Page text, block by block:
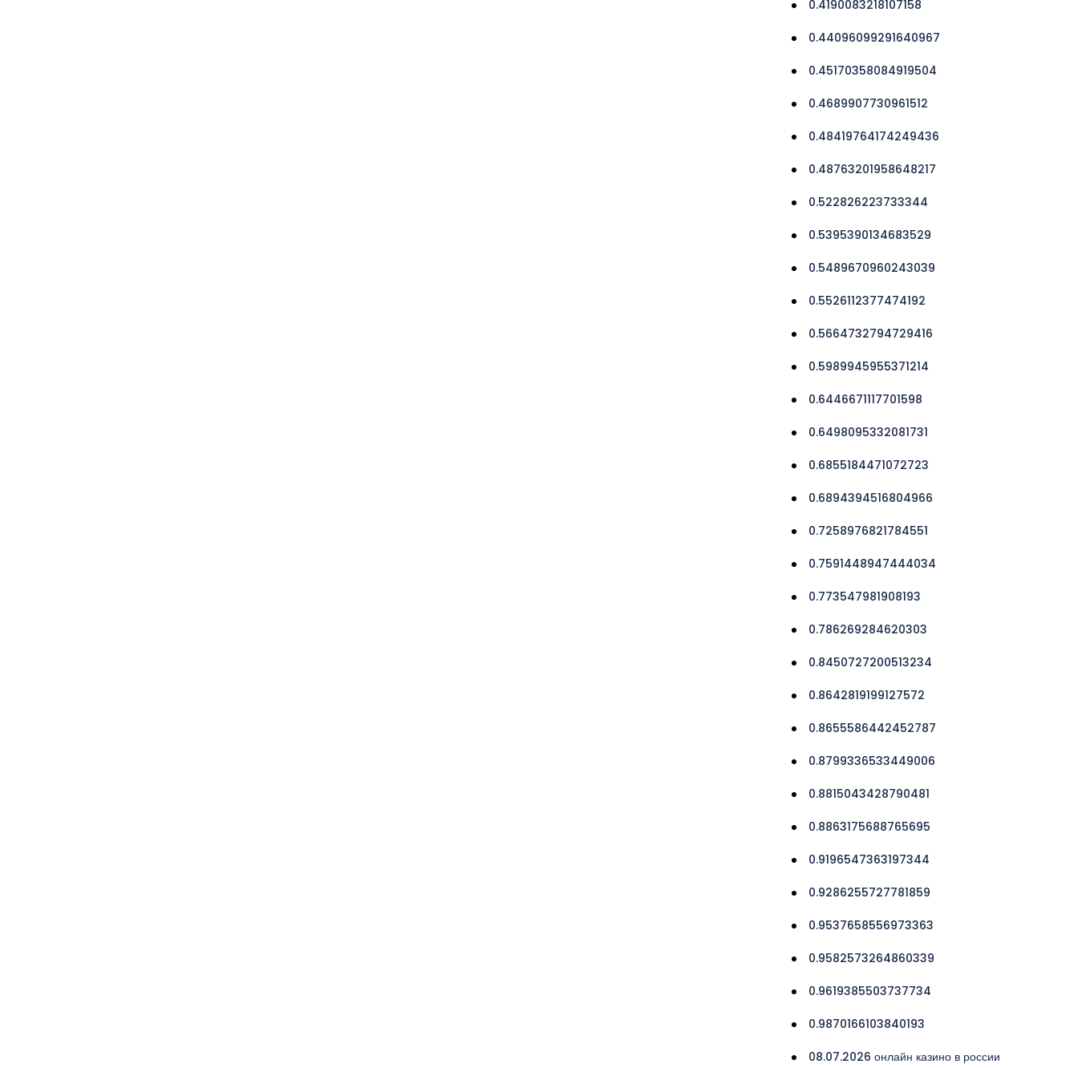
0.4190083218107158
0.44096099291640967
0.45170358084919504
0.4689907730961512
0.48419764174249436
0.48763201958648217
0.522826223733344
0.5395390134683529
0.5489670960243039
0.5526112377474192
0.5664732794729416
0.5989945955371214
0.6446671117701598
0.6498095332081731
0.6855184471072723
0.6894394516804966
0.7258976821784551
0.7591448947444034
0.773547981908193
0.786269284620303
0.8450727200513234
0.8642819199127572
0.8655586442452787
0.8799336533449006
0.8815043428790481
0.8863175688765695
0.9196547363197344
0.9286255727781859
0.9537658556973363
0.9582573264860339
0.9619385503737734
0.9870166103840193
08.07.2026 онлайн казино в россии